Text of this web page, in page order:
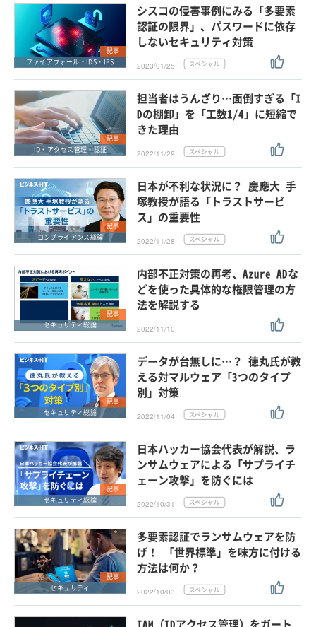
記事
ファイアウォール・IDS・IPS
シスコの侵害事例にみる「多要素
認証の限界」、パスワードに依存
しないセキュリティ対策
2023/01/25
記事
ID・アクセス管理・認証
担当者はうんざり…面倒すぎる「I
Dの棚卸」を「工数1/4」に短縮で
きた理由
2022/11/29
記事
コンプライアンス総論
日本が不利な状況に？ 慶應大 手
塚教授が語る「トラストサービ
ス」の重要性
2022/11/28
記事
セキュリティ総論
内部不正対策の再考、Azure ADな
どを使った具体的な権限管理の方
法を解説する
2022/11/10
記事
セキュリティ総論
データが台無しに…？ 徳丸氏が教
える対マルウェア「3つのタイプ
別」対策
2022/11/04
記事
セキュリティ総論
日本ハッカー協会代表が解説、ラ
ンサムウェアによる「サプライチ
ェーン攻撃」を防ぐには
2022/10/31
記事
セキュリティ
多要素認証でランサムウェアを防
げ！ 「世界標準」を味方に付ける
方法は何か？
2022/10/03